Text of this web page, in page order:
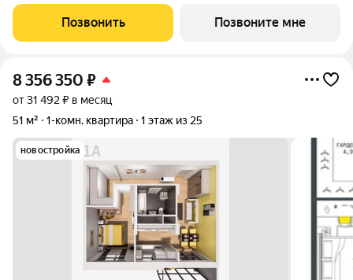
Позвонить Позвоните мне
8 356 350 ₽
от 31 492 ₽ в месяц
51 м²
1-комн. квартира 1 этаж из 25
новостройка